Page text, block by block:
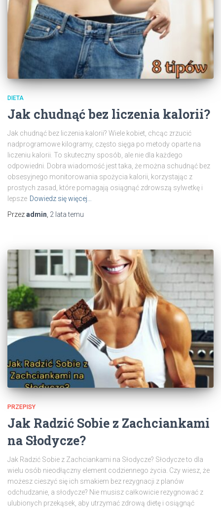
DIETA
Jak chudnąć bez liczenia kalorii?
Jak chudnąć bez liczenia kalorii? Wiele kobiet, chcąc zrzucić
nadprogramowe kilogramy, często sięga po metody oparte na
liczeniu kalorii. To skuteczny sposób, ale nie dla każdego
odpowiedni. Dobra wiadomość jest taka, że można schudnąć bez
obsesyjnego monitorowania spożycia kalorii, korzystając z
prostych zasad, które pomagają osiągnąć zdrowszą sylwetkę i
lepsze Dowiedz się więcej…
Przezadmin, 2 latatemu
PRZEPISY
Jak Radzić Sobie z Zachciankami
na Słodycze?
Jak Radzić Sobie z Zachciankami na Słodycze? Słodycze to dla
wielu osób nieodłączny element codziennego życia. Czy wiesz, że
możesz cieszyć się ich smakiem bez rezygnacji z planów
odchudzanie, a słodycze? Nie musisz całkowicie rezygnować z
ulubionych przekąsek, aby utrzymać zdrową dietę i osiągnąć